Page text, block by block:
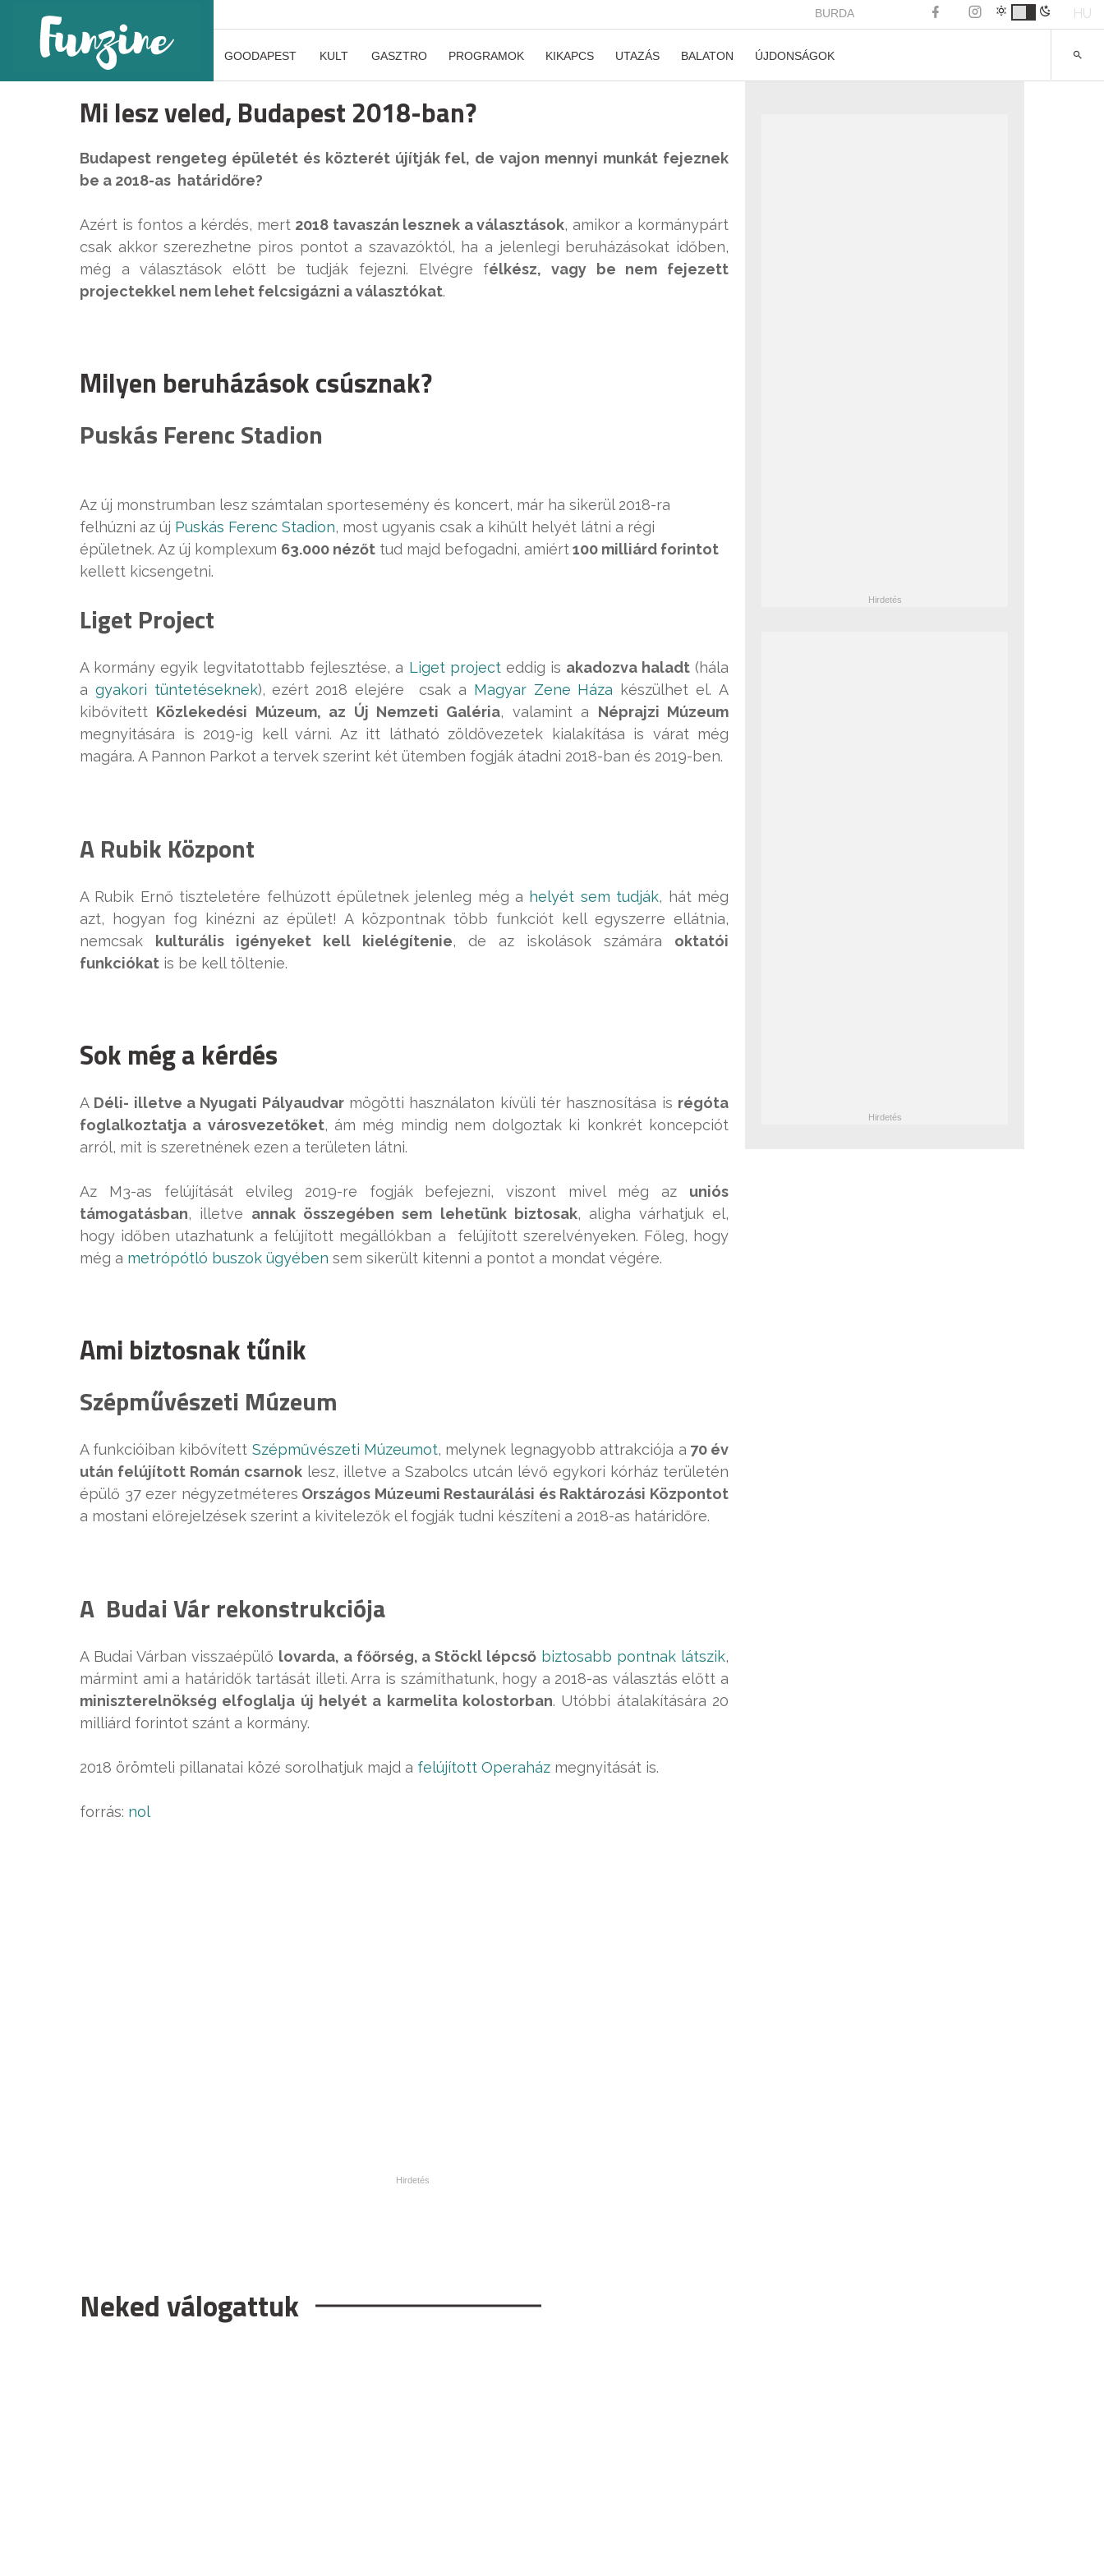
BURDA HU
GOODAPEST KULT GASZTRO PROGRAMOK KIKAPCS UTAZÁS BALATON ÚJDONSÁGOK
Mi lesz veled, Budapest 2018-ban?
Budapest rengeteg épületét és közterét újítják fel, de vajon mennyi munkát fejeznek
be a 2018-as határidőre?
Azért is fontos a kérdés, mert 2018 tavaszán lesznek a választások, amikor a kormánypárt
csak akkor szerezhetne piros pontot a szavazóktól, ha a jelenlegi beruházásokat időben,
még a választások előtt be tudják fejezni. Elvégre félkész, vagy be nem fejezett
projectekkel nem lehet felcsigázni a választókat.
Milyen beruházások csúsznak?
Puskás Ferenc Stadion
Az új monstrumban lesz számtalan sportesemény és koncert, már ha sikerül 2018-ra
felhúzni az új Puskás Ferenc Stadion, most ugyanis csak a kihűlt helyét látni a régi
épületnek. Az új komplexum 63.000 nézőt tud majd befogadni, amiért100 milliárd forintot
kellett kicsengetni.
Liget Project
A kormány egyik legvitatottabb fejlesztése, a Liget projecteddig is akadozva haladt(hála
a gyakori tüntetéseknek), ezért 2018 elejére csak a Magyar Zene Háza készülhet el. A
kibővített Közlekedési Múzeum,­ az Új Nemzeti Galéria, valamint a Néprajzi Múzeum
megnyitására is 2019-ig kell várni. Az itt látható zöldövezetek kialakítása is várat még
magára. A Pannon Parkot a tervek szerint két ütemben fogják átadni 2018-ban és 2019-ben.
A Rubik Központ
A Rubik Ernő tiszteletére felhúzott épületnek jelenleg még a helyét sem tudják, hát még
azt, hogyan fog kinézni az épület! A központnak több funkciót kell egyszerre ellátnia,
nemcsak
kulturális igényeket kell kielégítenie, de az iskolások számára oktatói
funkciókat is be kell töltenie.
Sok még a kérdés
A Déli- illetve a Nyugati Pályaudvarmögötti használaton kívüli tér hasznosítása is régóta
foglalkoztatja a városvezetőket, ám még mindig nem dolgoztak ki konkrét koncepciót
arról, mit is szeretnének ezen a területen látni.
Az M3-as felújítását elvileg 2019-re fogják befejezni, viszont mivel még az uniós
támogatásban, illetve annak összegében sem lehetünk biztosak, aligha várhatjuk el,
hogy időben utazhatunk a felújított megállókban a felújított szerelvényeken. Főleg, hogy
még a metrópótló buszok ügyében sem sikerült kitenni a pontot a mondat végére.
Ami biztosnak tűnik
Szépművészeti Múzeum
A funkcióiban kibővített Szépművészeti Múzeumot, melynek legnagyobb attrakciója a 70 év
után felújított Román csarnok lesz, illetve a Szabolcs utcán lévő egykori kórház területén
épülő 37 ezer négyzetméteres Országos Múzeumi Restaurálási és Raktározási Központot
a mostani előrejelzések szerint a kivitelezők el fogják tudni készíteni a 2018-as határidőre.
A Budai Vár rekonstrukciója
A Budai Várban visszaépülő lovarda, a főőrség, a Stöckl lépcső biztosabb pontnak látszik,
mármint ami a határidők tartását illeti. Arra is számíthatunk, hogy a 2018-as választás előtt a
miniszterelnökség elfoglalja új helyét a karmelita kolostorban. Utóbbi átalakítására 20
milliárd forintot szánt a kormány.
2018 örömteli pillanatai közé sorolhatjuk majd a felújított Operaház megnyitását is.
forrás: nol
Neked válogattuk